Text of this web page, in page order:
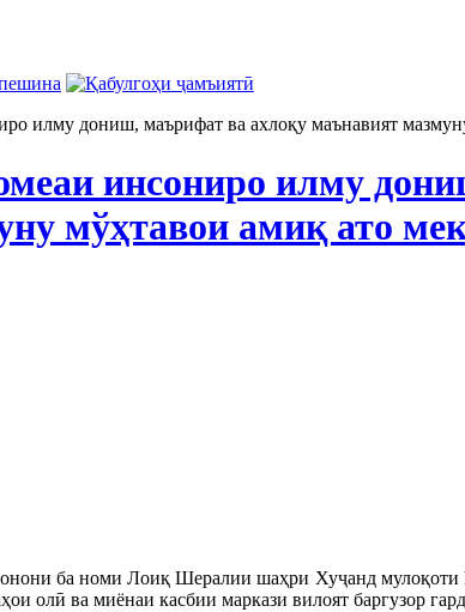
илму дониш, маърифат ва ахлоқу маънавият
инсониро илму
мўҳтавои амиқ ато
ба номи Лоиқ Шералии шаҳри Хуҷанд
олӣ ва миёнаи касбии маркази вилоят баргузор